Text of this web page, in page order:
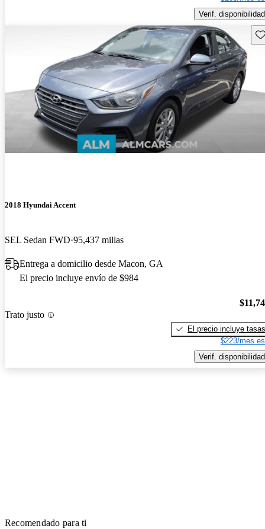
Verif. disponibilidad
2018 Hyundai Accent
SEL Sedan FWD 95,437 millas
Entrega a domicilio desde Macon, GA
El precio incluye envío de $984
Trato justo
El precio incluye tasas
$223/mes
Verif. disponibilidad
Recomendado para ti